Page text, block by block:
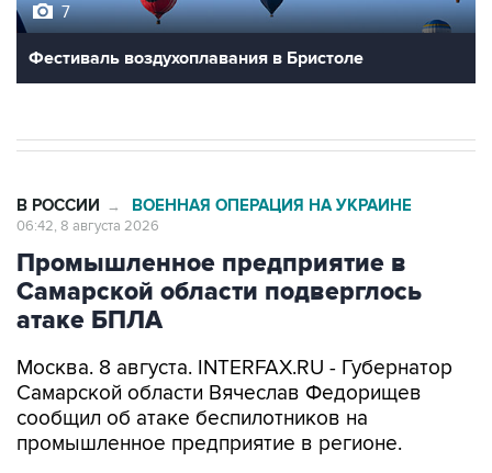
7
Фестиваль воздухоплавания в Бристоле
В РОССИИ → ВОЕННАЯ ОПЕРАЦИЯ НА УКРАИНЕ
06:42, 8 августа 2026
Промышленное предприятие в
Самарской области подверглось
атаке БПЛА
Москва. 8 августа. INTERFAX.RU - Губернатор
Самарской области Вячеслав Федорищев
сообщил об атаке беспилотников на
промышленное предприятие в регионе.